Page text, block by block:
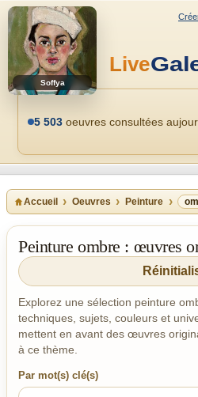
Soffya
5 503 oeuvres consultées
Accueil Oeuvres Peinture
Peinture ombre : œuvres
Explorez une sélection peinture
techniques, sujets, couleurs et
mettent en avant des œuvres
à ce thème.
Par mot(s) clé(s)